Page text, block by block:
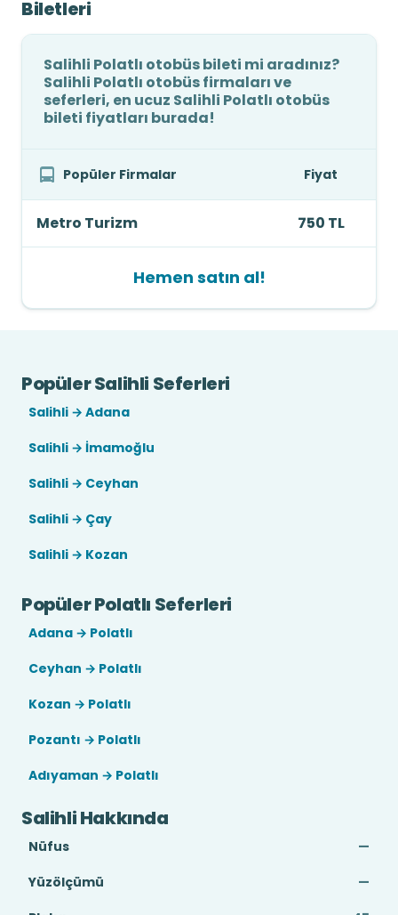
Biletleri
Salihli Polatlı otobüs bileti mi aradınız?
Salihli Polatlı otobüs firmaları ve
seferleri, en ucuz Salihli Polatlı otobüs
bileti fiyatları burada!
Popüler Firmalar Fiyat
Metro Turizm 750 TL
Hemen satın al!
Popüler Salihli Seferleri
Salihli → Adana
Salihli → İmamoğlu
Salihli → Ceyhan
Salihli → Çay
Salihli → Kozan
Popüler Polatlı Seferleri
Adana → Polatlı
Ceyhan → Polatlı
Kozan → Polatlı
Pozantı → Polatlı
Adıyaman → Polatlı
Salihli Hakkında
Nüfus
—
Yüzölçümü
—